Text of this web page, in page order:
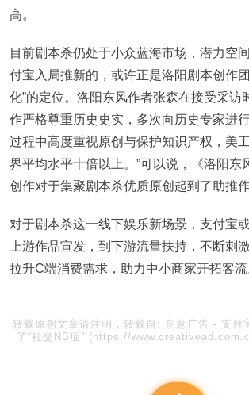
高。
目前剧本杀仍处于小众蓝海市场，潜力空
付宝入局推新的，或许正是洛阳剧本创作
化”的定位。洛阳东风作者张森在接受采访
作严格尊重历史史实，多次向历史专家进
过程中高度重视原创与保护知识产权，美
界平均水平十倍以上。”可以说，《洛阳东
创作对于集聚剧本杀优质原创起到了助推作
对于剧本杀这一线下娱乐新场景，支付宝
上游作品宣发，到下游流量扶持，不断刺
拉升C端消费需求，助力中小商家开拓客流
转载原创文章请注明，转载自: 创意广告 - 支付
了“社交NB症” (https://